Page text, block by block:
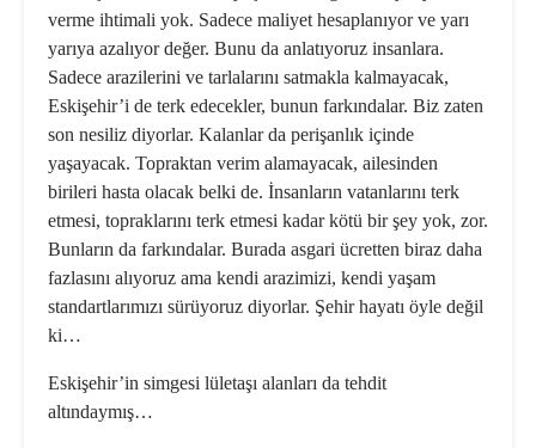
verme ihtimali yok. Sadece maliyet hesaplanıyor ve yarı
yarıya azalıyor değer. Bunu da anla­tıyoruz insanlara.
Sadece arazilerini ve tarlalarını satmakla kalmayacak,
Eskişehir’i de terk edecekler, bu­nun farkındalar. Biz zaten
son ne­siliz diyorlar. Kalanlar da perişanlık içinde
yaşayacak. Topraktan verim alamayacak, ailesinden
birileri has­ta olacak belki de. İnsanların vatan­larını terk
etmesi, topraklarını terk etmesi kadar kötü bir şey yok, zor.
Bunların da farkındalar. Burada as­gari ücretten biraz daha
fazlasını alıyoruz ama kendi arazimizi, kendi yaşam
standartlarımızı sürüyoruz diyorlar. Şehir hayatı öyle değil
ki…
Eskişehir’in simgesi lületaşı alan­ları da tehdit
altındaymış…